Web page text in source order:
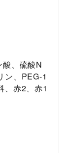
、硫酸N
ン、PEG-1
、赤2、赤1